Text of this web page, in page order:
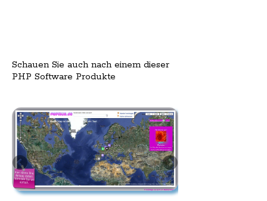
Schauen Sie auch nach einem dieser
PHP Software Produkte